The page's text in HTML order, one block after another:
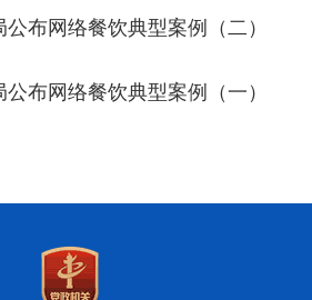
布网络餐饮典型案例（二）
布网络餐饮典型案例（一）